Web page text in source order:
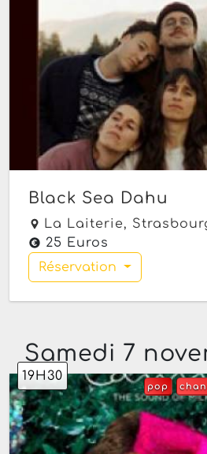
Black Sea Dahu
La Laiterie,
25 Euros
Réservation
Samedi 7
19H30
pop